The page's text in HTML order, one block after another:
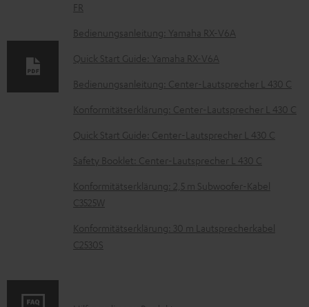
n
t
e
z
m
H
e
u
t
FR
Bedienungsanleitung: Yamaha RX-V6A
Quick Start Guide: Yamaha RX-V6A
Bedienungsanleitung: Center-Lautsprecher L 430 C
Konformitätserklärung: Center-Lautsprecher L 430 C
Quick Start Guide: Center-Lautsprecher L 430 C
Safety Booklet: Center-Lautsprecher L 430 C
Konformitätserklärung: 2,5 m Subwoofer-Kabel
C3525W
Konformitätserklärung: 30 m Lautsprecherkabel
C2530S